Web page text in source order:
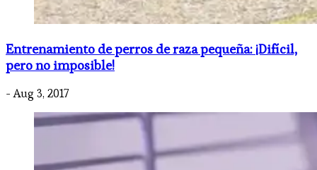
Entrenamiento de perros de raza pequeña: ¡Difícil,
pero no imposible!
- Aug 3, 2017